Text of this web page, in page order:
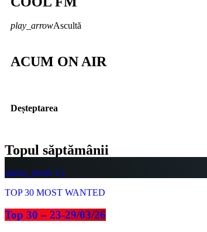
play_arrowAscultă
ACUM ON AIR
Deșteptarea
Topul săptămânii
queue_music
TOP 30 MOST WANTED
Top 30 – 23-29/03/26